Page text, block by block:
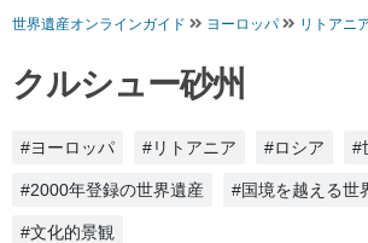
世界遺産オンラインガイド ヨーロッパ リトアニ
クルシュー砂州
#ヨーロッパ #リトアニア #ロシア #
#2000年登録の世界遺産 #国境を越える世
#文化的景観